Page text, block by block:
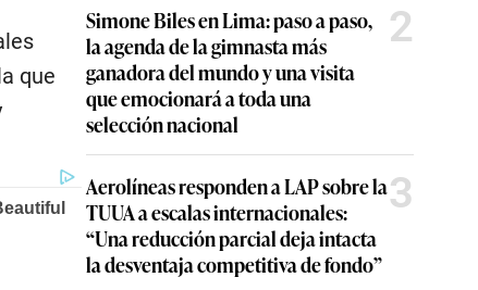
que
Simone Biles en Lima: paso a paso,
la agenda de la gimnasta más
ganadora del mundo y una visita
que emocionará a toda una
selección nacional
2
Aerolíneas responden a LAP sobre la
TUUA a escalas internacionales:
“Una reducción parcial deja intacta
la desventaja competitiva de fondo”
3